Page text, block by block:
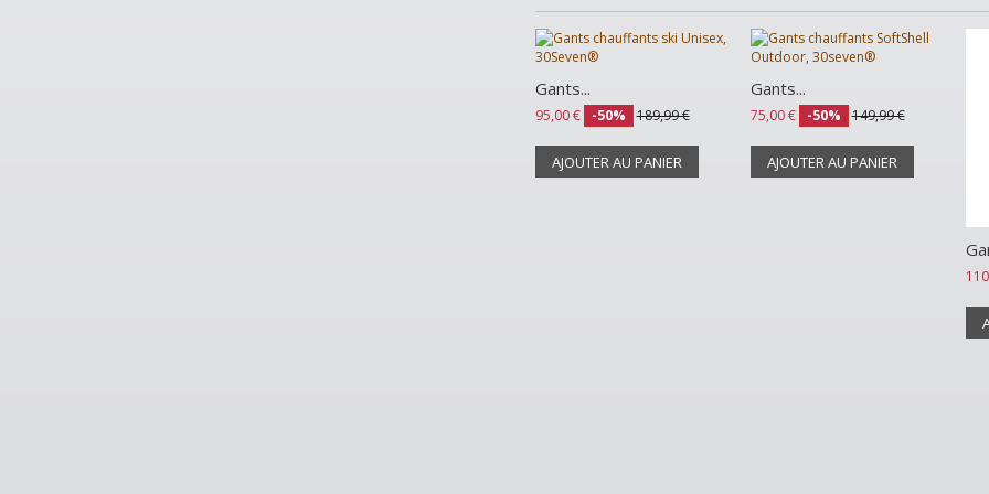
Gants...
95,00 € -50% 189,99 €
AJOUTER AU PANIER
Gants...
75,00 € -50% 149,99 €
AJOUTER AU PANIER